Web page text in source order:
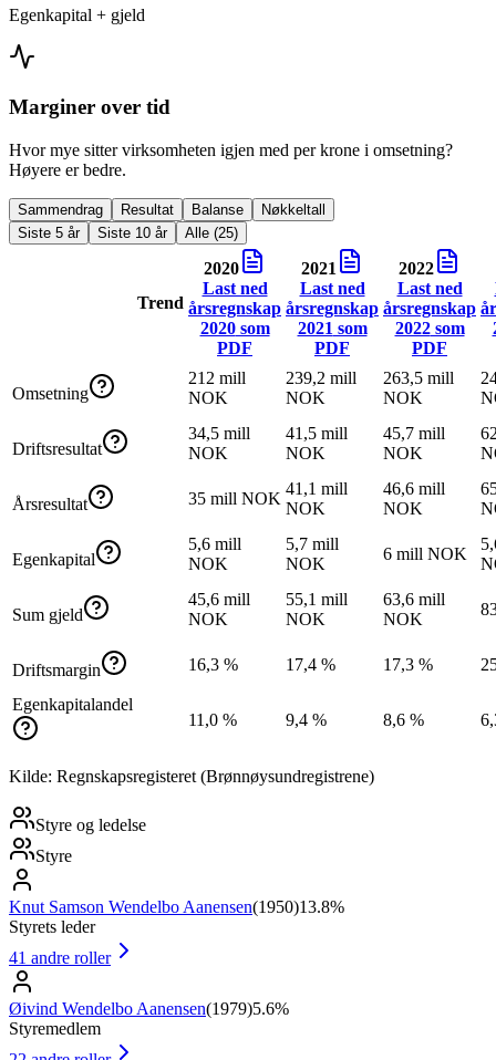
Egenkapital + gjeld
Marginer over tid
Hvor mye sitter virksomheten igjen med per krone i omsetning?
Høyere er bedre.
Sammendrag Resultat Balanse
Nøkkeltall
Siste 5 år
Siste 10 år Alle (25)
Trend
2020
Last ned
årsregnskap
2020som
PDF
2021
Last ned
årsregnskap
2021 som
PDF
2022
Last ned
årsregnskap
2022som
PDF
Omsetning
212 mill
NOK
239,2 mill
NOK
263,5 mill
NOK
Driftsresultat
34,5 mill
NOK
41,5 mill
NOK
45,7 mill
NOK
Årsresultat 35 mill NOK
41,1 mill
NOK
46,6 mill
NOK
Egenkapital
5,6 mill
NOK
5,7 mill
NOK
6 mill NOK
Sum gjeld
45,6 mill
NOK
55,1 mill
NOK
63,6 mill
NOK
Driftsmargin 16,3 % 17,4 % 17,3 %
Egenkapitalandel
11,0 %
9,4 % 8,6 %
Kilde: Regnskapsregisteret (Brønnøysundregistrene)
Styre og ledelse
Styre
Knut Samson Wendelbo Aanensen(1950)13.8%
Styrets leder
41 andre roller
Øivind Wendelbo Aanensen(1979)5.6%
Styremedlem